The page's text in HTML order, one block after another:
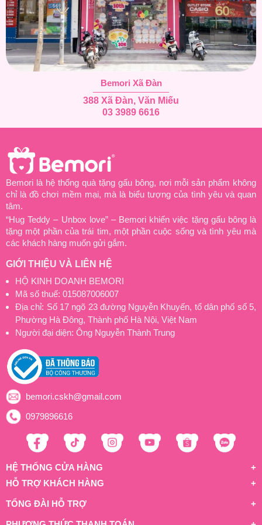
Bemori Xã Đàn
388 Xã Đàn, Văn Miếu
03 3989 6616
Bemori là hệ thống quà tặng gấu bông, nơi mỗi sản phẩm không
chỉ là đồ chơi mềm mại, mà là biểu tượng của tình yêu và quan
tâm.
“Hug Teddy – Unbox love” – Bemori khiến việc tặng gấu bông là
tặng một phần của trái tim, một phần cuộc sống và tình yêu mà
các khách hàng muốn gửi gắm.
GIỚI THIỆU VÀ LIÊN HỆ
HỘ KINH DOANH BEMORI
Mã số thuế: 015087006007
Địa chỉ: Số 17 ngõ 23 đường Nguyễn Khuyến, tổ dân phố số 5,
Phường Hà Đông, Thành phố Hà Nội, Việt Nam
Người đại diện: Ông Nguyễn Thành Trung
bemori.cskh@gmail.com
0979896616
HỆ THỐNG CỬA HÀNG
HỖ TRỢ KHÁCH HÀNG
TỔNG ĐÀI HỖ TRỢ